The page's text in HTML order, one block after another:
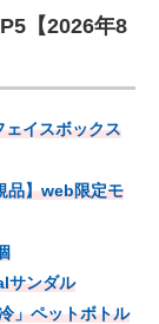
【2026年8
イスボックス
品】web限定モ
サンダル
」ペットボトル